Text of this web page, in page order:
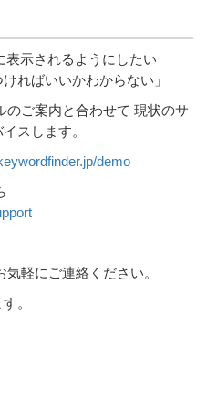
表示されるようにしたい
ればいいかわからない」
のご案内と合わせて 現状のサ
スします。
demo
軽にご連絡ください。
。